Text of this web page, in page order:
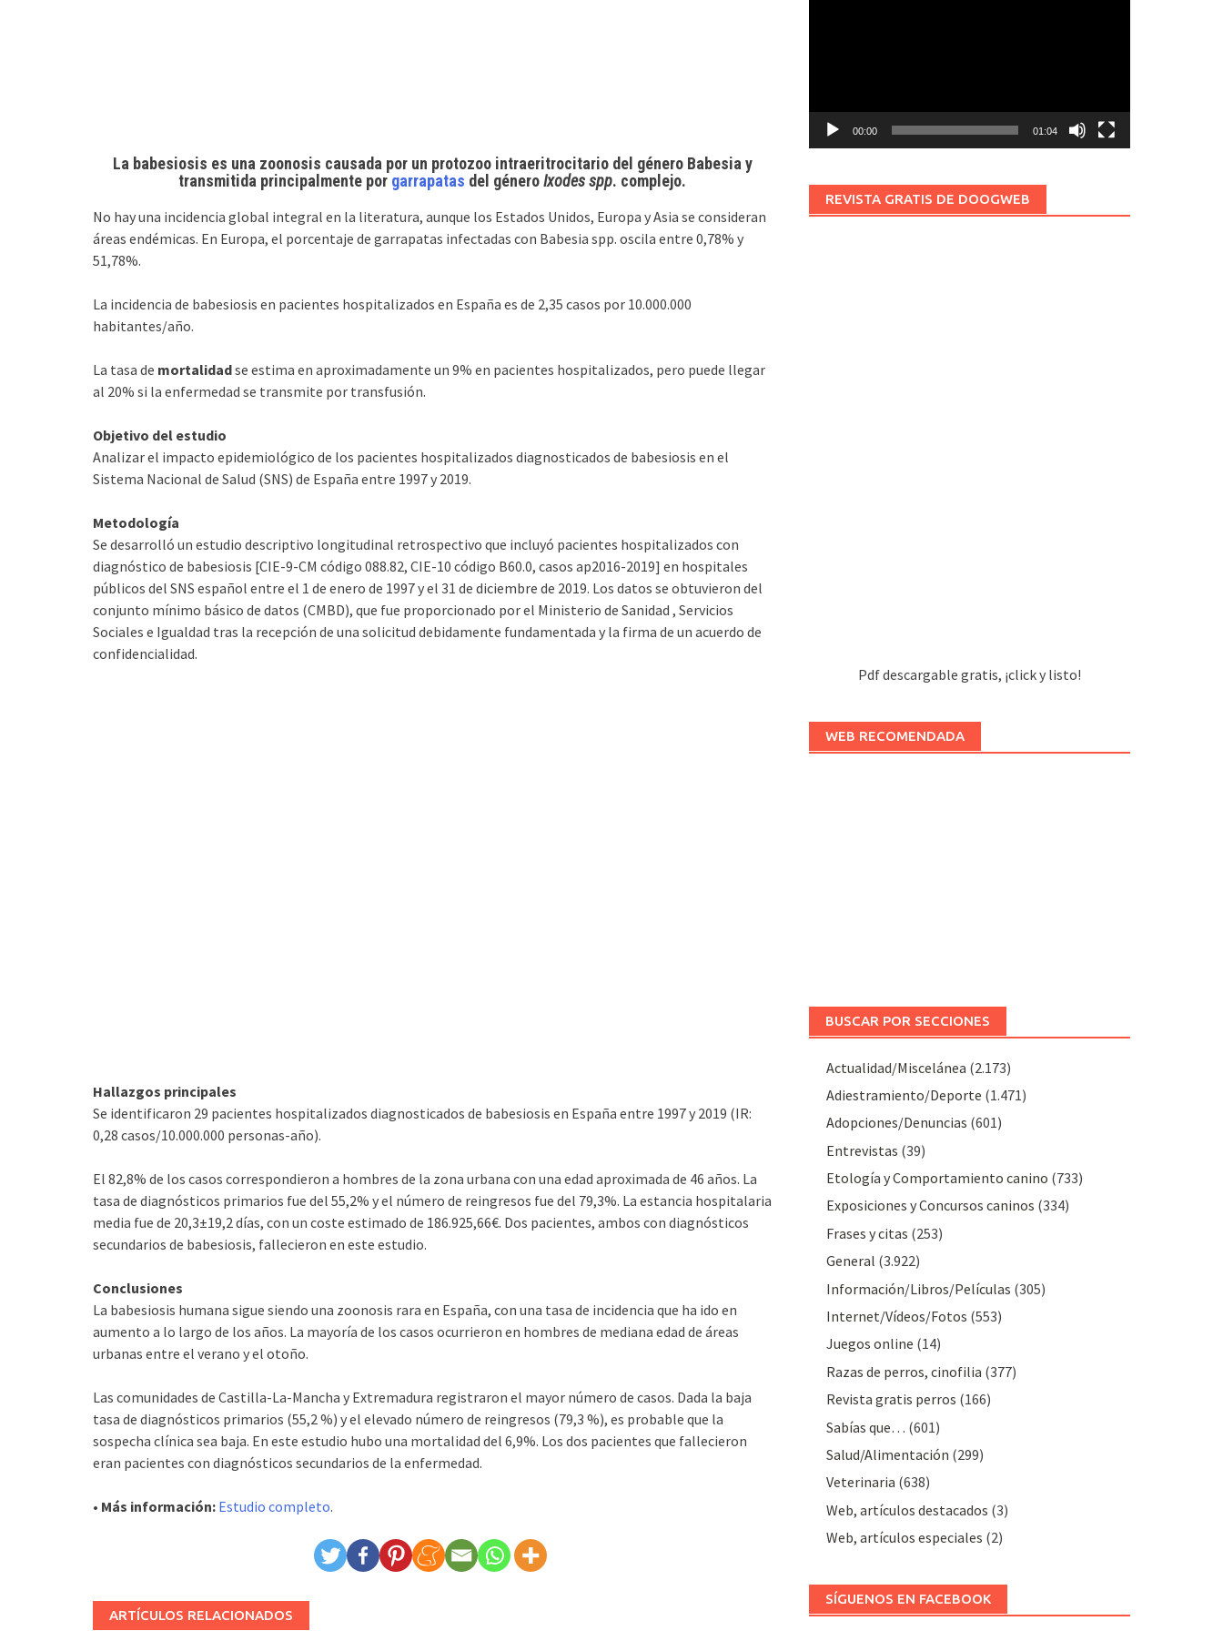
La babesiosis es una zoonosis causada por un protozoo intraeritrocitario del género Babesia y
transmitida principalmente por garrapatas del géneroIxodes spp. complejo.
No hay una incidencia global integral en la literatura, aunque los Estados Unidos, Europa y Asia se consideran
áreas endémicas. En Europa, el porcentaje de garrapatas infectadas con Babesia spp. oscila entre 0,78% y
51,78%.
La incidencia de babesiosis en pacientes hospitalizados en España es de 2,35 casos por 10.000.000
habitantes/año.
La tasa de mortalidadse estima en aproximadamente un 9% en pacientes hospitalizados, pero puede llegar
al 20% si la enfermedad se transmite por transfusión.
Objetivo del estudio
Analizar el impacto epidemiológico de los pacientes hospitalizados diagnosticados de babesiosis en el
Sistema Nacional de Salud (SNS) de España entre 1997 y 2019.
Metodología
Se desarrolló un estudio descriptivo longitudinal retrospectivo que incluyó pacientes hospitalizados con
diagnóstico de babesiosis [CIE-9-CM código 088.82, CIE-10 código B60.0, casos ap2016-2019] en hospitales
públicos del SNS español entre el 1 de enero de 1997 y el 31 de diciembre de 2019. Los datos se obtuvieron del
conjunto mínimo básico de datos (CMBD), que fue proporcionado por el Ministerio de Sanidad , Servicios
Sociales e Igualdad tras la recepción de una solicitud debidamente fundamentada y la firma de un acuerdo de
confidencialidad.
Hallazgos principales
Se identificaron 29 pacientes hospitalizados diagnosticados de babesiosis en España entre 1997 y 2019 (IR:
0,28 casos/10.000.000 personas-año).
El 82,8% de los casos correspondieron a hombres de la zona urbana con una edad aproximada de 46 años. La
tasa de diagnósticos primarios fue del 55,2% y el número de reingresos fue del 79,3%. La estancia hospitalaria
media fue de 20,3±19,2 días, con un coste estimado de 186.925,66€. Dos pacientes, ambos con diagnósticos
secundarios de babesiosis, fallecieron en este estudio.
Conclusiones
La babesiosis humana sigue siendo una zoonosis rara en España, con una tasa de incidencia que ha ido en
aumento a lo largo de los años. La mayoría de los casos ocurrieron en hombres de mediana edad de áreas
urbanas entre el verano y el otoño.
Las comunidades de Castilla-La-Mancha y Extremadura registraron el mayor número de casos. Dada la baja
tasa de diagnósticos primarios (55,2 %) y el elevado número de reingresos (79,3 %), es probable que la
sospecha clínica sea baja. En este estudio hubo una mortalidad del 6,9%. Los dos pacientes que fallecieron
eran pacientes con diagnósticos secundarios de la enfermedad.
• Más información: Estudio completo.
ARTÍCULOS RELACIONADOS
00:00 01:04
REVISTA GRATIS DE DOOGWEB
Pdf descargable gratis, ¡click y listo!
WEB RECOMENDADA
BUSCAR POR SECCIONES
Actualidad/Miscelánea (2.173)
Adiestramiento/Deporte (1.471)
Adopciones/Denuncias (601)
Entrevistas (39)
Etología y Comportamiento canino (733)
Exposiciones y Concursos caninos (334)
Frases y citas (253)
General (3.922)
Información/Libros/Películas (305)
Internet/Vídeos/Fotos (553)
Juegos online (14)
Razas de perros, cinofilia (377)
Revista gratis perros (166)
Sabías que… (601)
Salud/Alimentación (299)
Veterinaria (638)
Web, artículos destacados (3)
Web, artículos especiales (2)
SÍGUENOS EN FACEBOOK